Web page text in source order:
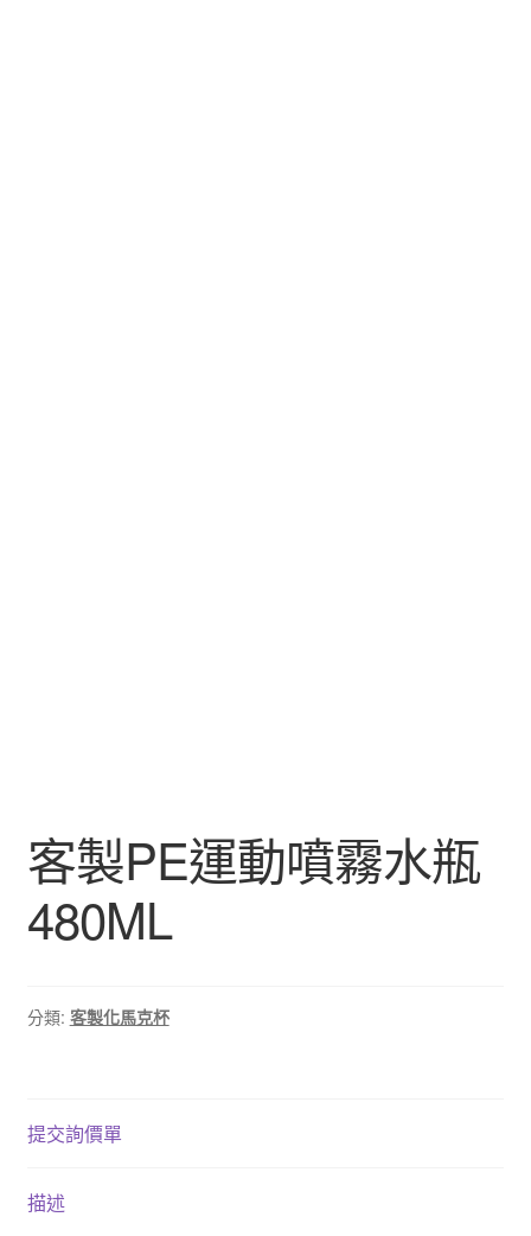
客製PE運動噴霧水瓶
480ML
分類: 客製化馬克杯
提交詢價單
描述